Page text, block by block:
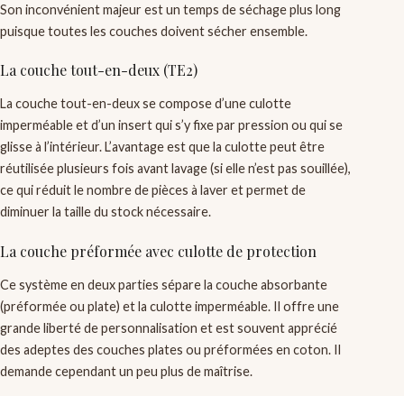
Son inconvénient majeur est un temps de séchage plus long
puisque toutes les couches doivent sécher ensemble.
La couche tout-en-deux (TE2)
La couche tout-en-deux se compose d’une culotte
imperméable et d’un insert qui s’y fixe par pression ou qui se
glisse à l’intérieur. L’avantage est que la culotte peut être
réutilisée plusieurs fois avant lavage (si elle n’est pas souillée),
ce qui réduit le nombre de pièces à laver et permet de
diminuer la taille du stock nécessaire.
La couche préformée avec culotte de protection
Ce système en deux parties sépare la couche absorbante
(préformée ou plate) et la culotte imperméable. Il offre une
grande liberté de personnalisation et est souvent apprécié
des adeptes des couches plates ou préformées en coton. Il
demande cependant un peu plus de maîtrise.